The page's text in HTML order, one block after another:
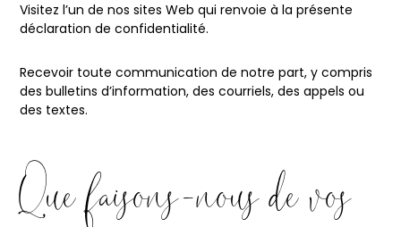
Visitez l’un de nos sites Web qui renvoie à la présente
déclaration de confidentialité.
Recevoir toute communication de notre part, y compris
des bulletins d’information, des courriels, des appels ou
des textes.
Que faisons-nous de vos